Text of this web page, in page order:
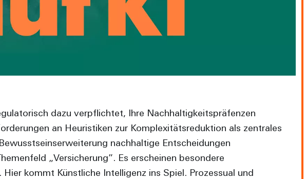
dazu verpflichtet, Ihre Nachhaltigkeitspräfenzen
an Heuristiken zur Komplexitätsreduktion als zentrales
nachhaltige Entscheidungen
„Versicherung”. Es erscheinen besondere
kommt Künstliche Intelligenz ins Spiel. Prozessual und